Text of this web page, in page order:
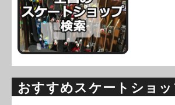
おすすめスケートショ